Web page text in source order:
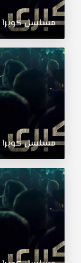
بطولة
أسليهان
مالبورا
شاتاي
اولسوي
مشاهدة
مسلسل
كوبرا
الحلقة
7
قصة
عشق.
عندما
يتلقى
الضواحي
رسائل
مسلسلكوبرا
مسلسلكوبرا